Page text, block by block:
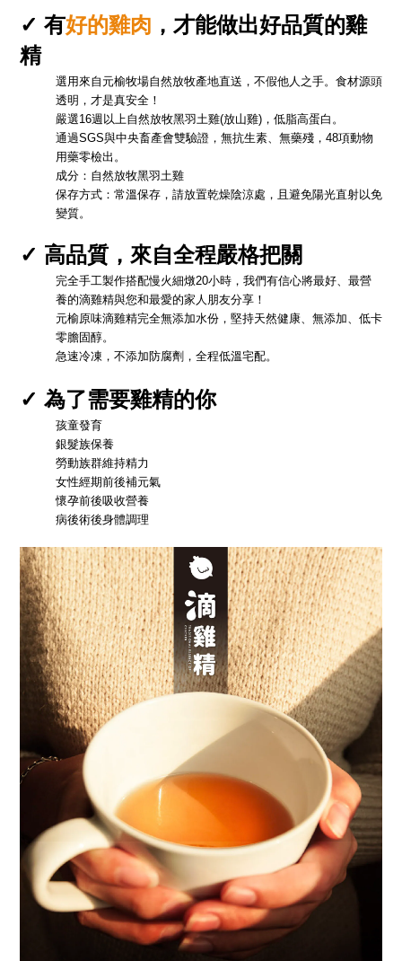
✓ 有好的雞肉 ，才能做出好品質的雞
精
選用來自元榆牧場自然放牧產地直送， 不假他人之手。食材源頭
透明，才是真安全！
嚴選16週以上自然放牧黑羽土雞(放山雞)，低脂高蛋白。
通過SGS與中央畜產會雙驗證，無抗生素、無藥殘，48項動物
用藥零檢出。
成分：自然放牧黑羽土雞
保存方式：常溫保存，請放置乾燥陰涼處，且避免陽光直射以免
變質。
✓ 高品質，來自全程嚴格把關
完全手工製作搭配慢火細燉20小時，我們有信心將最好、最營
養的滴雞精與您和最愛的家人朋友分享！
元榆原味滴雞精完全無添加水份，堅持天然健康、無添加、低卡
零膽固醇。
急速冷凍，不添加防腐劑，全程低溫宅配。
✓ 為了需要雞精的你
孩童發育
銀髮族保養
勞動族群維持精力
女性經期前後補元氣
懷孕前後吸收營養
病後術後身體調理